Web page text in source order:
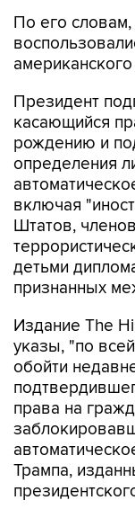
По его
Президент
касающийся
рождению и
определения
включая
Штатов,
детьми
признанных
Издание The
указы, "по
обойти
права на
Трампа,